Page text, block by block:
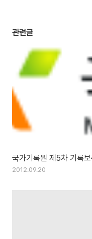
관련글
국가기록원 제5차 기록
2012.09.20